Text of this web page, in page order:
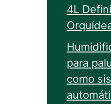
4L
para
como